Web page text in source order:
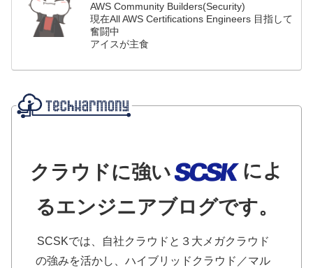
AWS Community Builders(Security)
現在All AWS Certifications Engineers 目指して
奮闘中
アイスが主食
クラウドに強い
によ
るエンジニアブログです。
SCSKでは、自社クラウドと３大メガクラウド
の強みを活かし、ハイブリッドクラウド／マル